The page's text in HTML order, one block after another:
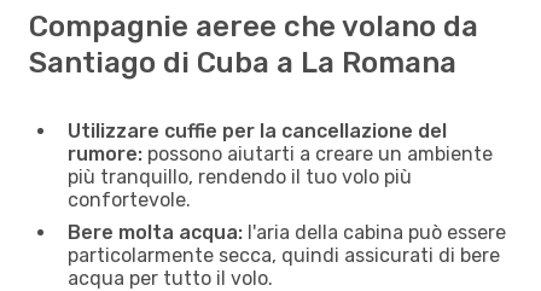
Compagnie aeree che volano da
Santiago di Cuba a La Romana
Utilizzare cuffie per la cancellazione del
rumore: possono aiutarti a creare un ambiente
più tranquillo, rendendo il tuo volo più
confortevole.
Bere molta acqua: l'aria della cabina può essere
particolarmente secca, quindi assicurati di bere
acqua per tutto il volo.